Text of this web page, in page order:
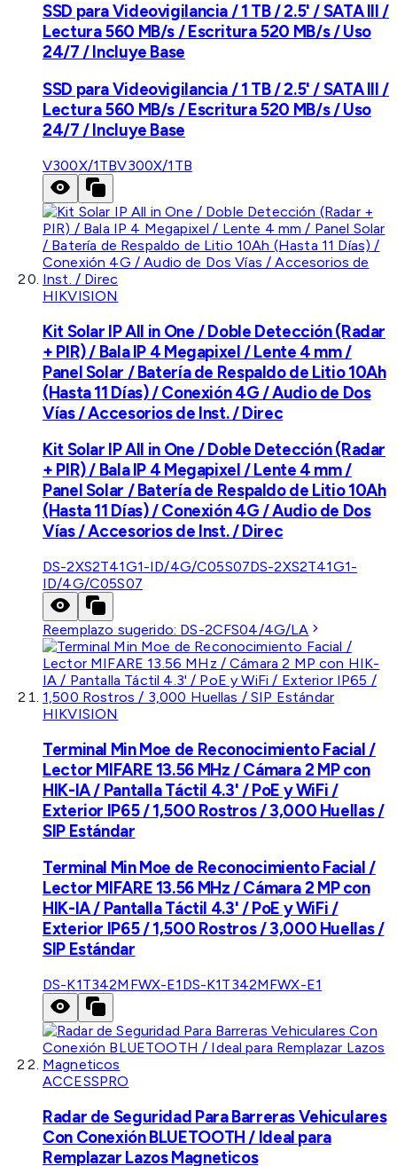
SSD para Videovigilancia / 1 TB / 2.5' / SATA III /
Lectura 560 MB/s / Escritura 520 MB/s / Uso
24/7 / Incluye Base
SSD para Videovigilancia / 1 TB / 2.5' / SATA III /
Lectura 560 MB/s / Escritura 520 MB/s / Uso
24/7 / Incluye Base
V300X/1TBV300X/1TB
HIKVISION
Kit Solar IP All in One / Doble Detección (Radar
+ PIR) / Bala IP 4 Megapixel / Lente 4 mm /
Panel Solar / Batería de Respaldo de Litio 10Ah
(Hasta 11 Días) / Conexión 4G / Audio de Dos
Vías / Accesorios de Inst. / Direc
Kit Solar IP All in One / Doble Detección (Radar
+ PIR) / Bala IP 4 Megapixel / Lente 4 mm /
Panel Solar / Batería de Respaldo de Litio 10Ah
(Hasta 11 Días) / Conexión 4G / Audio de Dos
Vías / Accesorios de Inst. / Direc
DS-2XS2T41G1-ID/4G/C05S07DS-2XS2T41G1-
ID/4G/C05S07
Reemplazo sugerido: DS-2CFS04/4G/LA
HIKVISION
Terminal Min Moe de Reconocimiento Facial /
Lector MIFARE 13.56 MHz / Cámara 2 MP con
HIK-IA / Pantalla Táctil 4.3' / PoE y WiFi /
Exterior IP65 / 1,500 Rostros / 3,000 Huellas /
SIP Estándar
Terminal Min Moe de Reconocimiento Facial /
Lector MIFARE 13.56 MHz / Cámara 2 MP con
HIK-IA / Pantalla Táctil 4.3' / PoE y WiFi /
Exterior IP65 / 1,500 Rostros / 3,000 Huellas /
SIP Estándar
DS-K1T342MFWX-E1 DS-K1T342MFWX-E1
ACCESSPRO
Radar de Seguridad Para Barreras Vehiculares
Con Conexión BLUETOOTH / Ideal para
Remplazar Lazos Magneticos